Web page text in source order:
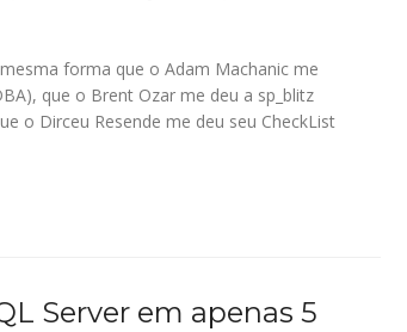
forma que o Adam Machanic me
que o Brent Ozar me deu a sp_blitz
o Dirceu Resende me deu seu CheckList
Server em apenas 5